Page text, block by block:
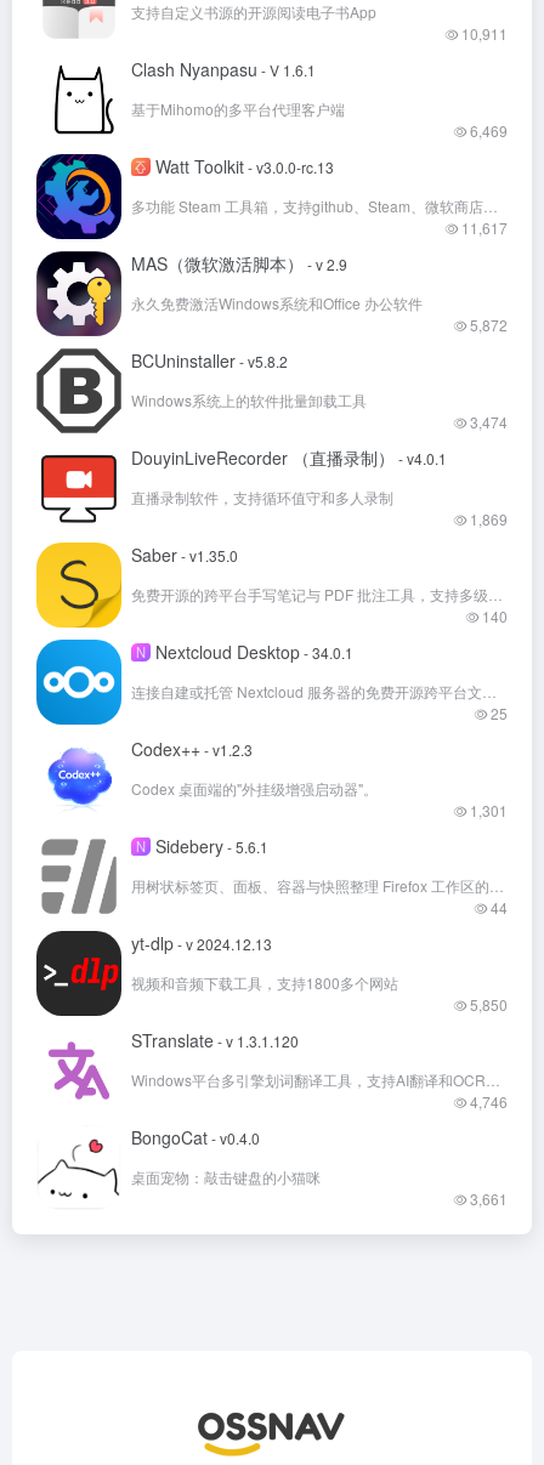
支持自定义书源的开源阅读电子书App
10,911
Clash Nyanpasu - V 1.6.1
基于Mihomo的多平台代理客户端
6,469
Watt Toolkit- v3.0.0-rc.13
11,617
MAS（微软激活脚本）
- v 2.9
永久免费激活Windows系统和Office 办公软件
5,872
BCUninstaller- v5.8.2
Windows系统上的软件批量卸载工具
3,474
DouyinLiveRecorder （直播录制）
- v4.0.1
直播录制软件，支持循环值守和多人录制
1,869
Saber- v1.35.0
140
N Nextcloud Desktop- 34.0.1
25
Codex++- v1.2.3
Codex 桌面端的"外挂级增强启动器"。
1,301
N Sidebery- 5.6.1
44
yt-dlp- v 2024.12.13
视频和音频下载工具，支持1800多个网站
5,850
STranslate- v 1.3.1.120
4,746
BongoCat- v0.4.0
桌面宠物：敲击键盘的小猫咪
3,661